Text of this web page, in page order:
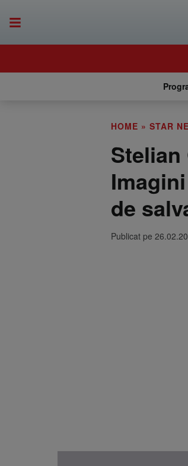
HOME » STAR
de
Publicat pe